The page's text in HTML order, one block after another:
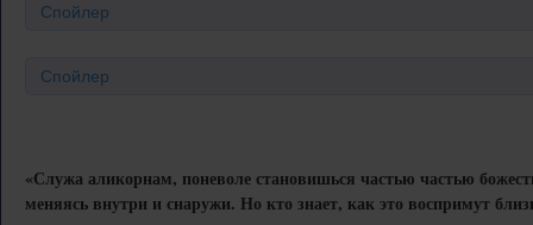
Спойлер
Спойлер
«Служа аликорнам, поневоле становишься частью частью
меняясь внутри и снаружи. Но кто знает, как это воспримут